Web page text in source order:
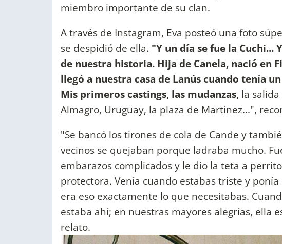
miembro importante de su clan.
A través de Instagram, Eva posteó una foto
se despidió de ella. "Y un día se fue la Cuchi...
de nuestra historia. Hija de Canela, nació en
llegó a nuestra casa de Lanús cuando tenía
Mis primeros castings, las mudanzas, la
Almagro, Uruguay, la plaza de Martínez...",
"Se bancó los tirones de cola de Cande y
vecinos se quejaban porque ladraba mucho.
embarazos complicados y le dio la teta a
protectora. Venía cuando estabas triste y
era eso exactamente lo que necesitabas.
estaba ahí; en nuestras mayores alegrías, ella
relato.